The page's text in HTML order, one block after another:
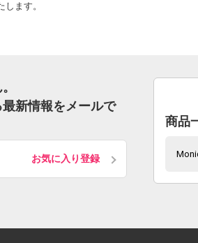
ます。
新情報をメールで
お気に入り登録
商品